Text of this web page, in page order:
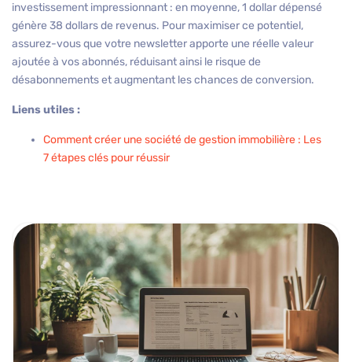
investissement impressionnant : en moyenne, 1 dollar dépensé
génère 38 dollars de revenus. Pour maximiser ce potentiel,
assurez-vous que votre newsletter apporte une réelle valeur
ajoutée à vos abonnés, réduisant ainsi le risque de
désabonnements et augmentant les chances de conversion.
Liens utiles :
Comment créer une société de gestion immobilière : Les
7 étapes clés pour réussir